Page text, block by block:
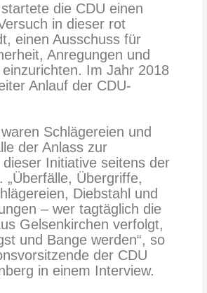
die CDU einen
in dieser rot
einen Ausschuss für
Anregungen und
Im Jahr 2018
Anlauf der CDU-
Schlägereien und
der Anlass zur
Initiative seitens der
„Überfälle, Übergriffe,
Diebstahl und
– wer tagtäglich die
Gelsenkirchen verfolgt,
und Bange werden“, so
der CDU
in einem Interview.